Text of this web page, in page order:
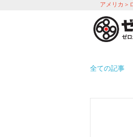
アメリカ＞
全ての記事
プロ